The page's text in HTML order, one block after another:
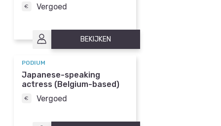
Vergoed
BEKIJKEN
PODIUM
Japanese-speaking
actress (Belgium-based)
Vergoed